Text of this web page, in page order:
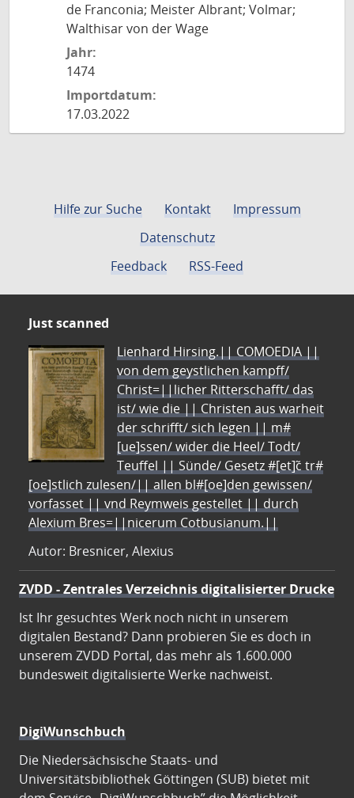
de Franconia; Meister Albrant; Volmar;
Walthisar von der Wage
Jahr:
1474
Importdatum:
17.03.2022
Hilfe zur Suche Kontakt
Impressum
Datenschutz
Feedback
RSS-Feed
Just scanned
Lienhard Hirsing.|| COMOEDIA ||
von dem geystlichen kampff/
Christ=||licher Ritterschafft/ das
ist/ wie die || Christen aus warheit
der schrifft/ sich legen || m#
[ue]ssen/ wider die Heel/ Todt/
Teuffel || Sünde/ Gesetz #[et]c̃ tr#
[oe]stlich zulesen/|| allen bl#[oe]den gewissen/
vorfasset || vnd Reymweis gestellet || durch
Alexium Bres=||nicerum Cotbusianum.||
Autor: Bresnicer, Alexius
ZVDD - Zentrales Verzeichnis digitalisierter Drucke
Ist Ihr gesuchtes Werk noch nicht in unserem
digitalen Bestand? Dann probieren Sie es doch in
unserem ZVDD Portal, das mehr als 1.600.000
bundesweit digitalisierte Werke nachweist.
DigiWunschbuch
Die Niedersächsische Staats- und
Universitätsbibliothek Göttingen (SUB) bietet mit